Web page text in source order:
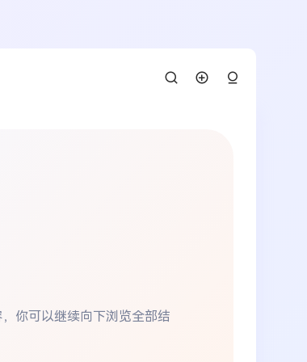
你可以继续向下浏览全部结